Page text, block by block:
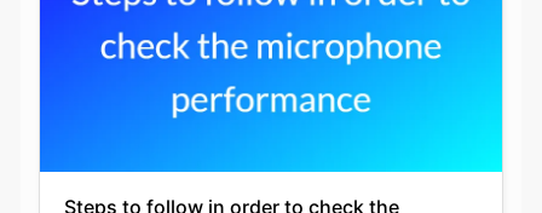
Steps to follow in order to check the